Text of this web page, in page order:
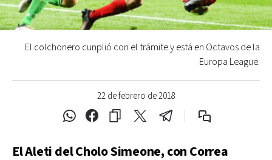
22 de febrero de 2018
El colchonero cunplió con el trámite y está en Octavos de la
Europa League.
El Aleti del Cholo Simeone, con Correa